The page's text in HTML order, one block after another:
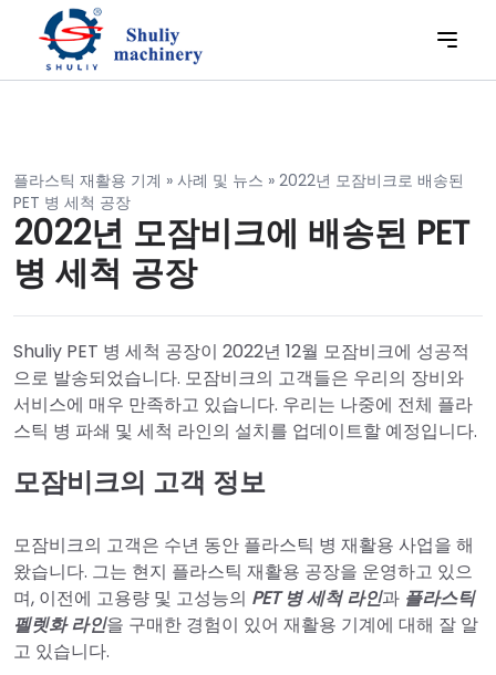
플라스틱 재활용 기계 » 사례 및 뉴스 » 2022년 모잠비크로 배송된
PET 병 세척 공장
2022년 모잠비크에 배송된 PET
병 세척 공장
Shuliy PET 병 세척 공장이 2022년 12월 모잠비크에 성공적
으로 발송되었습니다. 모잠비크의 고객들은 우리의 장비와
서비스에 매우 만족하고 있습니다. 우리는 나중에 전체 플라
스틱 병 파쇄 및 세척 라인의 설치를 업데이트할 예정입니다.
모잠비크의 고객 정보
모잠비크의 고객은 수년 동안 플라스틱 병 재활용 사업을 해
왔습니다. 그는 현지 플라스틱 재활용 공장을 운영하고 있으
며, 이전에 고용량 및 고성능의 PET 병 세척 라인과 플라스틱
펠렛화 라인을 구매한 경험이 있어 재활용 기계에 대해 잘 알
고 있습니다.